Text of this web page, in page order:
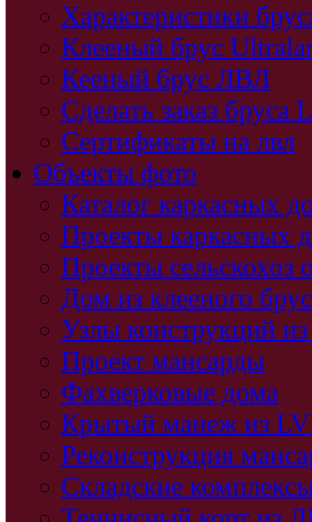
Характеристики
Клееный брус
Кееный брус ЛВЛ
Сделать заказ бруса
Сертификаты на лвл
Объекты фото
Каталог каркасных
Проекты каркасных
Проекты сельскохоз
Дом из клееного
Узлы конструкций
Проект мансарды
Фахверковые дома
Крытый манеж из
Реконструкция
Складские